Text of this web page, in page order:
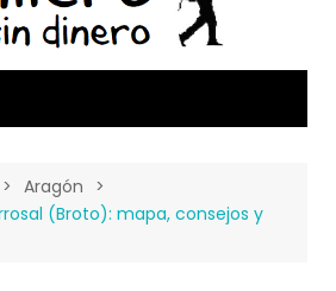
Aragón
(Broto): mapa, consejos y